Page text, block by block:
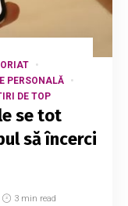
PERSONALĂ
DE TOP
se tot
să încerci
3 min read